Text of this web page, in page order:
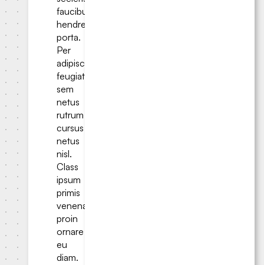
faucibus
hendrerit
porta.
Per
adipiscing
feugiat
sem
netus
rutrum
cursus
netus
nisl.
Class
ipsum
primis
venenatis
proin
ornare
eu
diam.